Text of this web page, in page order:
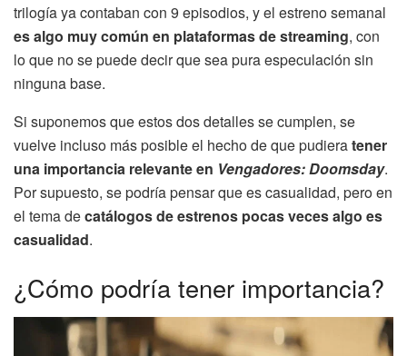
trilogía ya contaban con 9 episodios, y el estreno semanal
es algo muy común en plataformas de streaming, con
lo que no se puede decir que sea pura especulación sin
ninguna base.
Si suponemos que estos dos detalles se cumplen, se
vuelve incluso más posible el hecho de que pudieratener
una importancia relevante en Vengadores: Doomsday.
Por supuesto, se podría pensar que es casualidad, pero en
el tema decatálogos de estrenos pocas veces algo es
casualidad.
¿Cómo podría tener importancia?